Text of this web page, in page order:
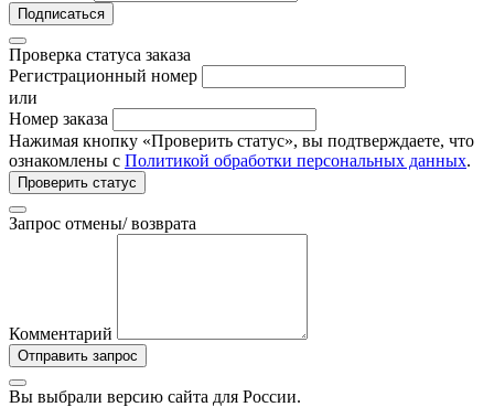
Подписаться
Проверка статуса заказа
Регистрационный номер
или
Номер заказа
Нажимая кнопку «Проверить статус», вы подтверждаете, что
ознакомлены с Политикой обработки персональных данных.
Проверить статус
Запрос отмены/ возврата
Комментарий
Отправить запрос
Вы выбрали версию сайта для России.